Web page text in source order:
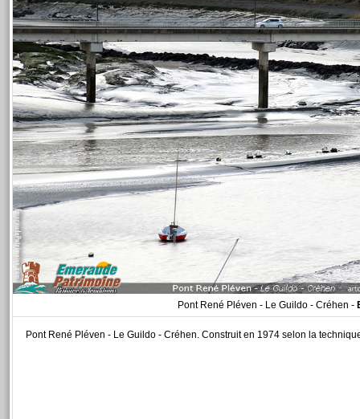
Pont René Pléven - Le Guildo - Créhen -
Pont René Pléven - Le Guildo - Créhen. Construit en 1974 selon la